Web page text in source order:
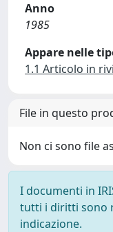
Anno
1985
Appare nelle
1.1 Articolo in
File in questo
Non ci sono file
I documenti in
tutti i diritti sono
indicazione.